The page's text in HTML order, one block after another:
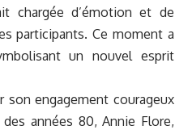
chargée d’émotion et de
participants. Ce moment a
un nouvel esprit
son engagement courageux
années 80, Annie Flore,